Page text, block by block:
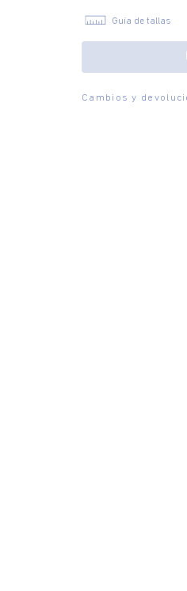
Guía de tallas
Cambios y